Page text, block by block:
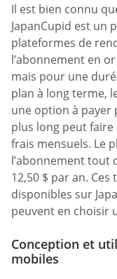
Il est bien connu
JapanCupid est un
plateformes de
l’abonnement en
mais pour une
plan à long terme,
une option à payer
plus long peut faire
frais mensuels. Le
l’abonnement tout
12,50 $ par an.
disponibles sur
peuvent en choisir
Conception et
mobiles